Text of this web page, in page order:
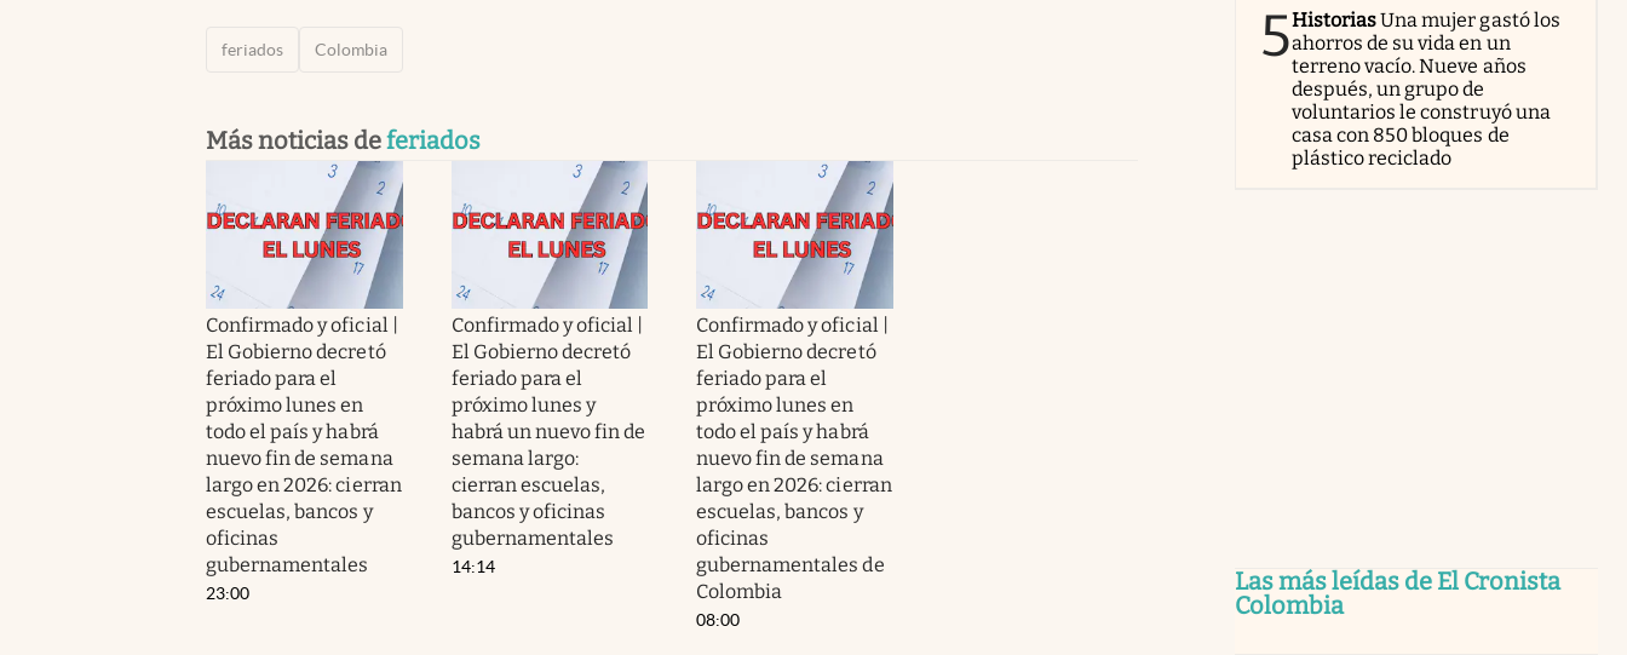
feriados Colombia
Más noticias deferiados
Confirmado y oficial |
El Gobierno decretó
feriado para el
próximo lunes en
todo el país y habrá
nuevo fin de semana
largo en 2026: cierran
escuelas, bancos y
oficinas
gubernamentales
23:00
Confirmado y oficial |
El Gobierno decretó
feriado para el
próximo lunes y
habrá un nuevo fin de
semana largo:
cierran escuelas,
bancos y oficinas
gubernamentales
14:14
Confirmado y oficial |
El Gobierno decretó
feriado para el
próximo lunes en
todo el país y habrá
nuevo fin de semana
largo en 2026: cierran
escuelas, bancos y
oficinas
gubernamentales de
Colombia
08:00
5HistoriasUna mujer gastó los
ahorros de su vida en un
terreno vacío. Nueve años
después, un grupo de
voluntarios le construyó una
casa con 850 bloques de
plástico reciclado
Las más leídas de El Cronista
Colombia